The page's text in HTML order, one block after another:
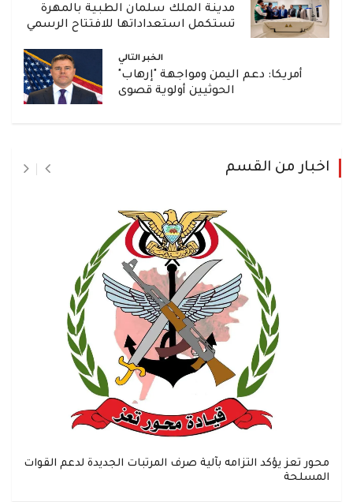
مدينة الملك سلمان الطبية بالمهرة
تستكمل استعداداتها للافتتاح الرسمي
الخبر التالي
أمريكا: دعم اليمن ومواجهة "إرهاب"
الحوثيين أولوية قصوى
اخبار من القسم
محور تعز يؤكد التزامه بآلية صرف المرتبات الجديدة لدعم القوات
المسلحة